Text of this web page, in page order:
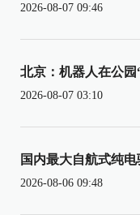
2026-08-07 09:46
北京：机器人在公园
2026-08-07 03:10
国内最大自航式纯
2026-08-06 09:48